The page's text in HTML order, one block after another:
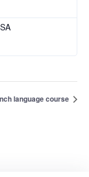
language course